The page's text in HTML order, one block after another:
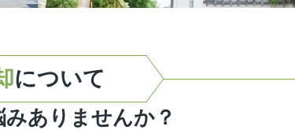
について
ありませんか？